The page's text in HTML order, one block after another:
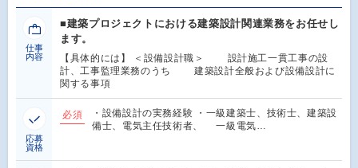
仕事
内容
■建築プロジェクトにおける建築設計関連業務をお任せし
ます。
【具体的には】 ＜設備設計職＞ 設計施工一貫工事の設
計、工事監理業務のうち 建築設計全般および設備設計に
関する事項
応募
資格
必須
・設備設計の実務経験 ・一級建築士、技術士、建築設
備士、電気主任技術者、 一級電気…